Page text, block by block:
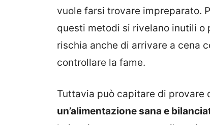
vuole farsi trovare impreparato.
questi metodi si rivelano inutili o
rischia anche di arrivare a cena
controllare la fame.
Tuttavia può capitare di provare
un’alimentazione sana e